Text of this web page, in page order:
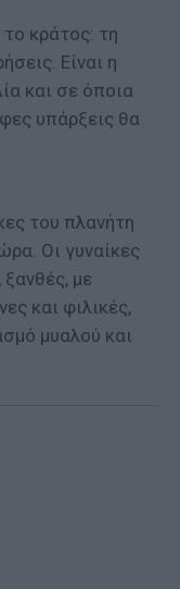
κράτος: τη
Είναι η
και σε όποια
υπάρξεις θα
του πλανήτη
Οι γυναίκες
με
και φιλικές,
μυαλού και